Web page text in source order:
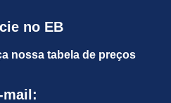
no EB
nossa tabela de preços
mail: